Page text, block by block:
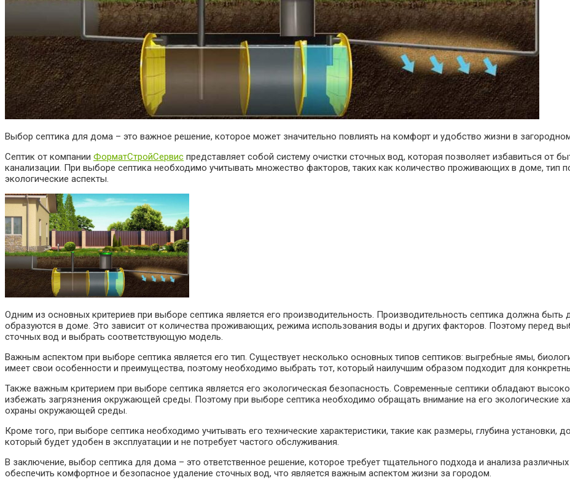
Выбор септика для дома – это важное решение, которое может значительно повлиять на комфорт и удобство жизни в
Септик от компании ФорматСтройСервис представляет собой систему очистки сточных вод, которая позволяет избавиться от
канализации. При выборе септика необходимо учитывать множество факторов, таких как количество проживающих в доме, тип
экологические аспекты.
Одним из основных критериев при выборе септика является его производительность. Производительность септика должна
образуются в доме. Это зависит от количества проживающих, режима использования воды и других факторов. Поэтому перед
сточных вод и выбрать соответствующую модель.
Важным аспектом при выборе септика является его тип. Существует несколько основных типов септиков: выгребные ямы,
имеет свои особенности и преимущества, поэтому необходимо выбрать тот, который наилучшим образом подходит для
Также важным критерием при выборе септика является его экологическая безопасность. Современные септики обладают
избежать загрязнения окружающей среды. Поэтому при выборе септика необходимо обращать внимание на его экологические
охраны окружающей среды.
Кроме того, при выборе септика необходимо учитывать его технические характеристики, такие как размеры, глубина установки,
который будет удобен в эксплуатации и не потребует частого обслуживания.
В заключение, выбор септика для дома – это ответственное решение, которое требует тщательного подхода и анализа
обеспечить комфортное и безопасное удаление сточных вод, что является важным аспектом жизни за городом.